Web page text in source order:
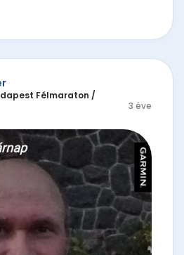
Félmaraton /
3 éve